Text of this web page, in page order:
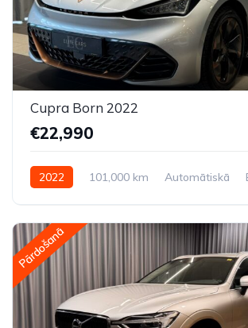
Cupra Born 2022
€22,990
2022 101,000 km Automātiskā
Pārdošanā